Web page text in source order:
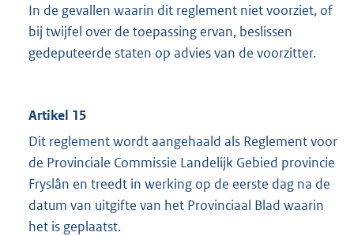
In de gevallen waarin dit reglement niet voorziet, of
bij twijfel over de toepassing ervan, beslissen
gedeputeerde staten op advies van de voorzitter.
Artikel 15
Dit reglement wordt aangehaald als Reglement voor
de Provinciale Commissie Landelijk Gebied provincie
Fryslân en treedt in werking op de eerste dag na de
datum van uitgifte van het Provinciaal Blad waarin
het is geplaatst.